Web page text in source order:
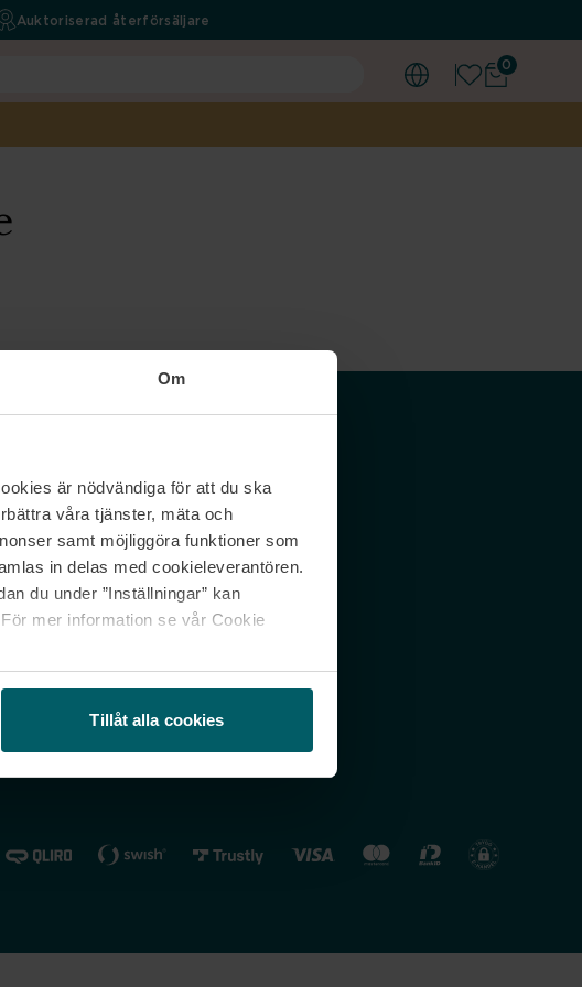
Om
är nödvändiga för att du ska
våra tjänster, mäta och
samt möjliggöra funktioner som
in delas med cookieleverantören.
du under ”Inställningar” kan
mer information se vår Cookie
Tillåt alla cookies
0
Auktoriserad återförsäljare
oss
frågor & svar
min beställning
Nordicfeel SE
Nordicfeel FI
Nordicfeel NO